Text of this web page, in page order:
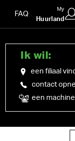
FAQ
My
Huurland
Ik wil:
een filiaal
contact
een